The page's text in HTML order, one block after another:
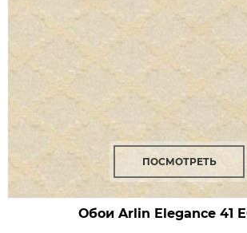
ПОСМОТРЕТЬ
Обои Arlin Elegance41